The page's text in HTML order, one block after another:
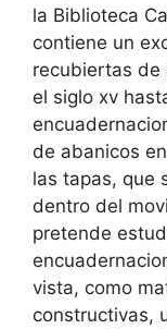
la Biblioteca
contiene un
recubiertas de
el siglo xv
de abanicos
las tapas, que
dentro del
pretende
vista, como
constructivas,